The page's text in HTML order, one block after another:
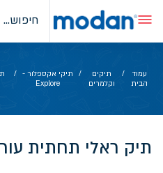
content
עמוד
הבית
/
תיקים
וקלמרים
/
תיקי אקספלור -
Explore
/
תיק ראלי תחתית